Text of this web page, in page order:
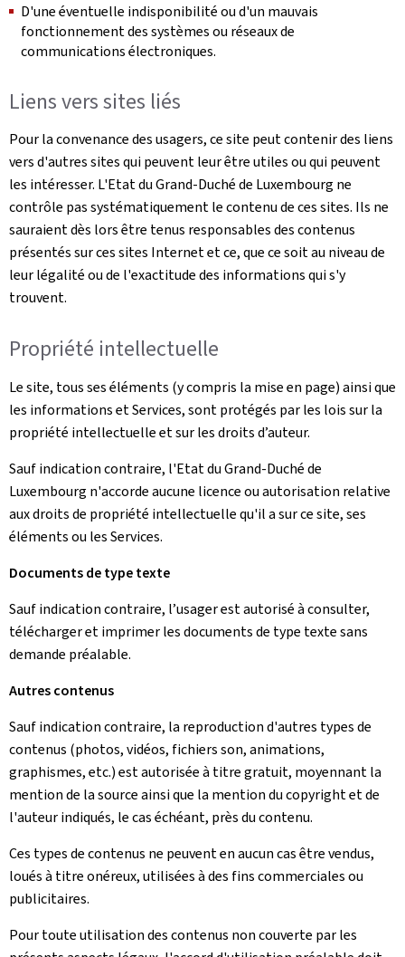
D'une éventuelle indisponibilité ou d'un mauvais
fonctionnement des systèmes ou réseaux de
communications électroniques.
Liens vers sites liés
Pour la convenance des usagers, ce site peut contenir des liens
vers d'autres sites qui peuvent leur être utiles ou qui peuvent
les intéresser. L'Etat du Grand-Duché de Luxembourg ne
contrôle pas systématiquement le contenu de ces sites. Ils ne
sauraient dès lors être tenus responsables des contenus
présentés sur ces sites Internet et ce, que ce soit au niveau de
leur légalité ou de l'exactitude des informations qui s'y
trouvent.
Propriété intellectuelle
Le site, tous ses éléments (y compris la mise en page) ainsi que
les informations et Services, sont protégés par les lois sur la
propriété intellectuelle et sur les droits d’auteur.
Sauf indication contraire, l'Etat du Grand-Duché de
Luxembourg n'accorde aucune licence ou autorisation relative
aux droits de propriété intellectuelle qu'il a sur ce site, ses
éléments ou les Services.
Documents de type texte
Sauf indication contraire, l’usager est autorisé à consulter,
télécharger et imprimer les documents de type texte sans
demande préalable.
Autres contenus
Sauf indication contraire, la reproduction d'autres types de
contenus (photos, vidéos, fichiers son, animations,
graphismes, etc.) est autorisée à titre gratuit, moyennant la
mention de la source ainsi que la mention du copyright et de
l'auteur indiqués, le cas échéant, près du contenu.
Ces types de contenus ne peuvent en aucun cas être vendus,
loués à titre onéreux, utilisées à des fins commerciales ou
publicitaires.
Pour toute utilisation des contenus non couverte par les